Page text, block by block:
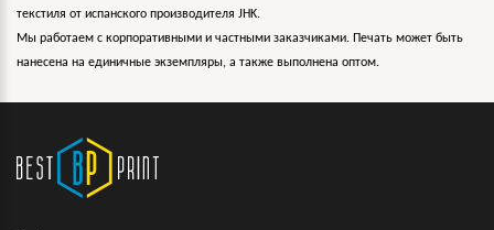
текстиля от испанского производителя JHK.
Мы работаем с корпоративными и частными заказчиками. Печать может быть
нанесена на единичные экземпляры, а также выполнена оптом.